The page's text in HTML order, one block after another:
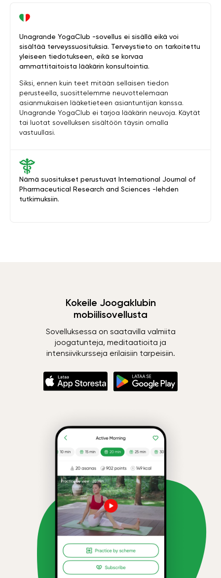
Nämä suositukset perustuvat International Journal of
Pharmaceutical Research and Sciences -lehden
tutkimuksiin.
Unagrande YogaClub -sovellus ei sisällä eikä voi
sisältää terveyssuosituksia. Terveystieto on tarkoitettu
yleiseen tiedotukseen, eikä se korvaa
ammattitaitoista lääkärin konsultointia.
Siksi, ennen kuin teet mitään sellaisen tiedon
perusteella, suosittelemme neuvottelemaan
asianmukaisen lääketieteen asiantuntijan kanssa.
Unagrande YogaClub ei tarjoa lääkärin neuvoja. Käytät
tai luotat sovelluksen sisältöön täysin omalla
vastuullasi.
Kokeile Joogaklubin
mobiilisovellusta
Sovelluksessa on saatavilla valmiita
joogatunteja, meditaatioita ja
intensiivikursseja erilaisiin tarpeisiin.